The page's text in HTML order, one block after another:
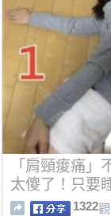
「肩頸痠痛
太傻了！只要
了...
1322